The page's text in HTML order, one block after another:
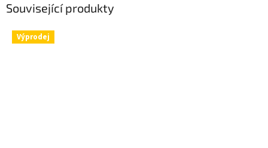
Související produkty
Výprodej